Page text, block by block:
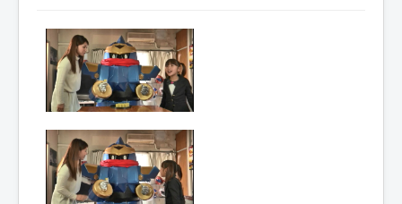
COSAA
Dessins
Artiste Asperger
Lexique